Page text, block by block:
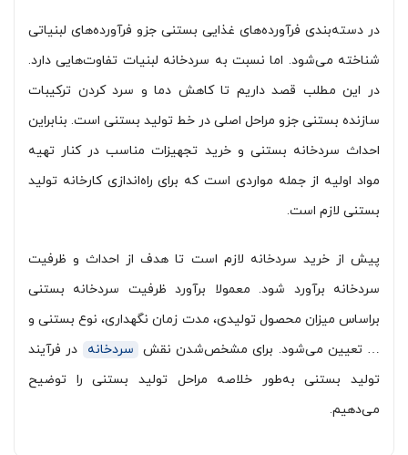
در دسته‌بندی فرآورده‌های غذایی بستنی جزو فرآورده‌های لبنیاتی
شناخته می‌شود. اما نسبت به سردخانه لبنیات تفاوت‌هایی دارد.
در این مطلب قصد داریم تا کاهش دما و سرد کردن ترکیبات
سازنده بستنی جزو مراحل اصلی در خط تولید بستنی است. بنابراین
احداث سردخانه بستنی و خرید تجهیزات مناسب در کنار تهیه
مواد اولیه از جمله مواردی است که برای راه‌اندازی کارخانه تولید
بستنی لازم است.
پیش از خرید سردخانه لازم است تا هدف از احداث و ظرفیت
سردخانه برآورد شود. معمولا برآورد ظرفیت سردخانه بستنی
براساس میزان محصول تولیدی، مدت زمان نگهداری، نوع بستنی و
… تعیین می‌شود. برای مشخص‌شدن نقش سردخانه
در فرآیند
تولید بستنی به‌طور خلاصه مراحل تولید بستنی را توضیح
می‌دهیم.